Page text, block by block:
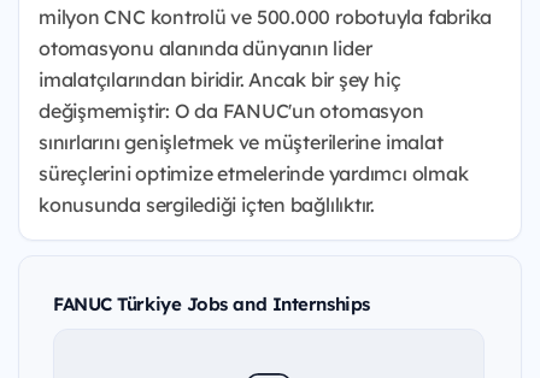
milyon CNC kontrolü ve 500.000 robotuyla fabrika
otomasyonu alanında dünyanın lider
imalatçılarından biridir. Ancak bir şey hiç
değişmemiştir: O da FANUC'un otomasyon
sınırlarını genişletmek ve müşterilerine imalat
süreçlerini optimize etmelerinde yardımcı olmak
konusunda sergilediği içten bağlılıktır.
FANUC Türkiye Jobs and Internships